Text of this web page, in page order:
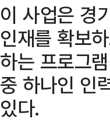
이 사업은 경
인재를 확보
하는 프로그
중 하나인 인
있다.